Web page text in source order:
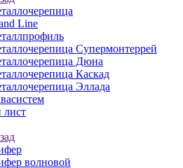
Line
Супермонтеррей
Дюна
Каскад
Эллада
лист
волновой